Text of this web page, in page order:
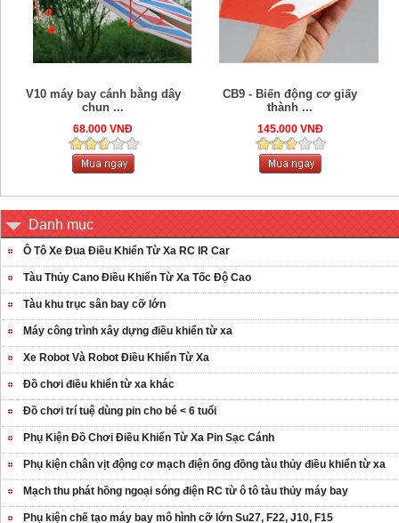
V10 máy bay cánh bằng dây
chun ...
68.000 VNĐ
CB9 - Biến động cơ giấy
thành ...
145.000 VNĐ
Danh mục
Ô Tô Xe Đua Điều Khiển Từ Xa RC IR Car
Tàu Thủy Cano Điều Khiển Từ Xa Tốc Độ Cao
Tàu khu trục sân bay cỡ lớn
Máy công trình xây dựng điều khiển từ xa
Xe Robot Và Robot Điều Khiển Từ Xa
Đồ chơi điều khiển từ xa khác
Đồ chơi trí tuệ dùng pin cho bé < 6 tuổi
Phụ Kiện Đồ Chơi Điều Khiển Từ Xa Pin Sạc Cánh
Phụ kiện chân vịt động cơ mạch điện ống đồng tàu thủy điều khiển từ xa
Mạch thu phát hồng ngoại sóng điện RC từ ô tô tàu thủy máy bay
Phụ kiện chế tạo máy bay mô hình cỡ lớn Su27, F22, J10, F15